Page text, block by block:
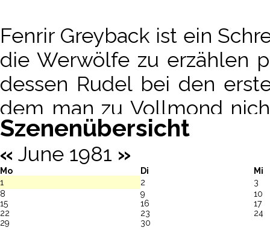
Fenrir Greyback ist ein
die Werwölfe zu erzählen
dessen Rudel bei den
dem man zu Vollmond
Eher unerwartet dürfte für
hingebungsvoll um seine
Winkelgasse mit der
doch nicht, schon allein
Szenenübersicht
« June 1981 »
Mo Di
Mi
1
2
3
8
9
10
15
16
17
22
23
24
29
30